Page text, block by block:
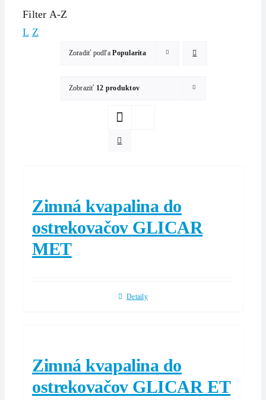
Filter A-Z
L Z
Zoradiť podľaPopularita
Zobraziť 12 produktov
Zimná kvapalina do
ostrekovačov GLICAR
MET
Detaily
Zimná kvapalina do
ostrekovačov GLICAR ET